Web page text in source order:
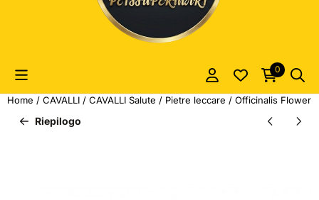
0
Home / CAVALLI / CAVALLI Salute / Pietre leccare / Officinalis Flower
Riepilogo